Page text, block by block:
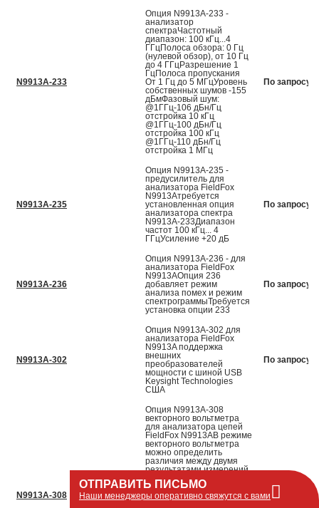
N9913A-233
Опция N9913A-233 -
анализатор
спектраЧастотный
диапазон: 100 кГц...4
ГГцПолоса обзора: 0 Гц
(нулевой обзор), от 10 Гц
до 4 ГГцРазрешение 1
ГцПолоса пропускания
От 1 Гц до 5 МГцУровень
собственных шумов -155
дБмФазовый шум:
@1ГГц-106 дБн/Гц
отстройка 10 кГц
@1ГГц-100 дБн/Гц
отстройка 100 кГц
@1ГГц-110 дБн/Гц
отстройка 1 МГц
По запросу
N9913A-235
Опция N9913A-235 -
предусилитель для
анализатора FieldFox
N9913Aтребуется
установленная опция
анализатора спектра
N9913A-233Диапазон
частот 100 кГц... 4
ГГцУсиление +20 дБ
По запросу
N9913A-236
Опция N9913A-236 - для
анализатора FieldFox
N9913AОпция 236
добавляет режим
анализа помех и режим
спектрограммыТребуется
установка опции 233
По запросу
N9913A-302
Опция N9913A-302 для
анализатора FieldFox
N9913A поддержка
внешних
преобразователей
мощности с шиной USB
Keysight Technologies
США
По запросу
N9913A-308
Опция N9913A-308
векторного вольтметра
для анализатора цепей
FieldFox N9913AВ режиме
векторного вольтметра
можно определить
различия между двумя
результатами измерений.
Функция установки в ноль
позволяет создавать
опорный сигнал и
По запросу
ОТПРАВИТЬ ПИСЬМО
Наши менеджеры оперативно свяжутся с вами